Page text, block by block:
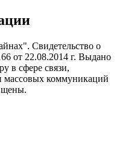
Свидетельство о
от 22.08.2014 г. Выдано
в сфере связи,
коммуникаций